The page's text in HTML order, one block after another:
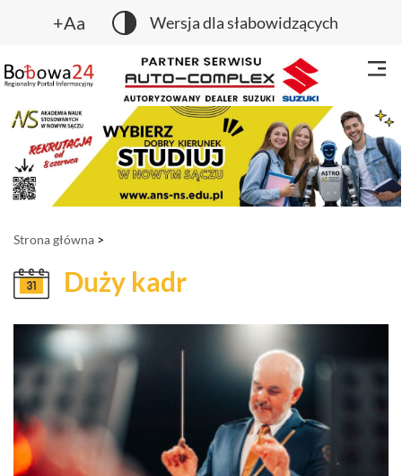
+Aa Wersja dla słabowidzących
Strona główna >
Duży kadr